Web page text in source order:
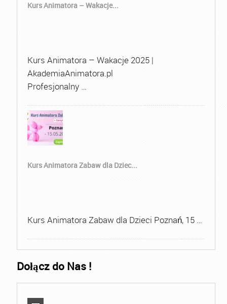
Kurs Animatora – Wakacje...
Kurs Animatora – Wakacje 2025 |
AkademiaAnimatora.pl
Profesjonalny …
Kurs Animatora Zabaw dla Dziec...
Kurs Animatora Zabaw dla Dzieci Poznań, 15 …
Dołącz do Nas !